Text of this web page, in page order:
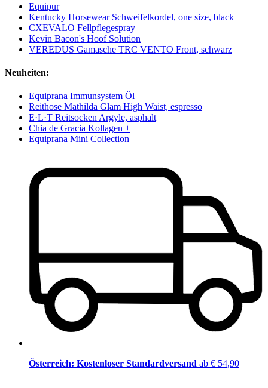
Equipur
Kentucky Horsewear Schweifelkordel, one size, black
CXEVALO Fellpflegespray
Kevin Bacon's Hoof Solution
VEREDUS Gamasche TRC VENTO Front, schwarz
Neuheiten:
Equiprana Immunsystem Öl
Reithose Mathilda Glam High Waist, espresso
E·L·T Reitsocken Argyle, asphalt
Chia de Gracia Kollagen +
Equiprana Mini Collection
Österreich: Kostenloser Standardversand ab € 54,90